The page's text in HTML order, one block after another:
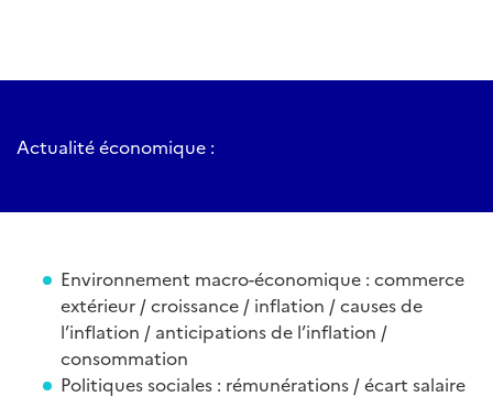
Actualité économique :
Environnement macro-économique : commerce
extérieur / croissance / inflation / causes de
l’inflation / anticipations de l’inflation /
consommation
Politiques sociales : rémunérations / écart salaire